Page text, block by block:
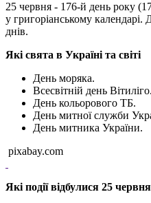
25 червня - 176-й день року
у григоріанському календарі.
днів.
Які свята в Україні та світі
День моряка.
Всесвітній день Вітиліго.
День кольорового ТБ.
День митної служби
День митника України.
pixabay.com
Які події відбулися 25 червня